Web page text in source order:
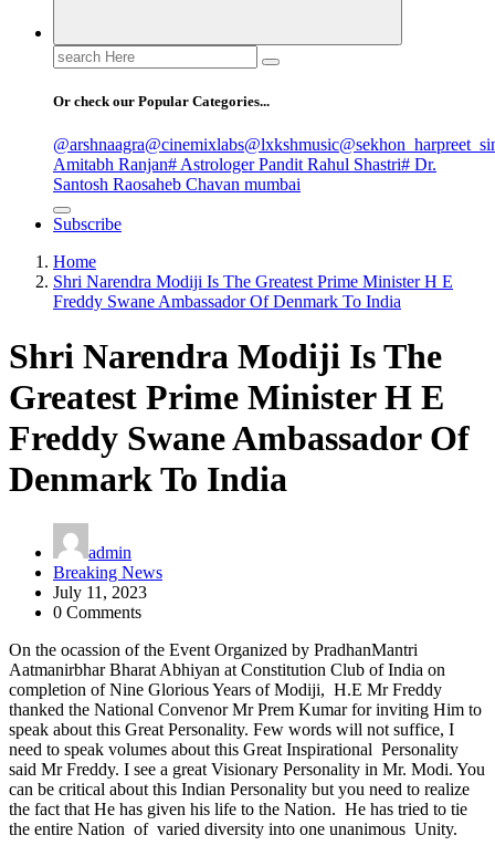
Search
for:
Or check our Popular Categories...
@arshnaagra@cinemixlabs@lxkshmusic
Amitabh Ranjan# Astrologer Pandit Rahul Shastri# Dr.
Santosh Raosaheb Chavan mumbai
Subscribe
Home
Shri Narendra Modiji Is The Greatest Prime Minister H E
Freddy Swane Ambassador Of Denmark To India
Shri Narendra Modiji Is The
Greatest Prime Minister H E
Freddy Swane Ambassador Of
Denmark To India
admin
Breaking News
July 11, 2023
0 Comments
On the ocassion of the Event Organized by PradhanMantri
Aatmanirbhar Bharat Abhiyan at Constitution Club of India on
completion of Nine Glorious Years of Modiji, H.E Mr Freddy
thanked the National Convenor Mr Prem Kumar for inviting Him to
speak about this Great Personality. Few words will not suffice, I
need to speak volumes about this Great Inspirational Personality
said Mr Freddy. I see a great Visionary Personality in Mr. Modi. You
can be critical about this Indian Personality but you need to realize
the fact that He has given his life to the Nation. He has tried to tie
the entire Nation of varied diversity into one unanimous Unity.